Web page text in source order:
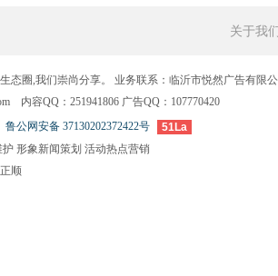
关于我
态圈,我们崇尚分享。 业务联系：临沂市悦然广告有限
内容QQ：251941806 广告QQ：107770420
鲁公网安备 37130202372422号
51La
形象新闻策划 活动热点营销
顺